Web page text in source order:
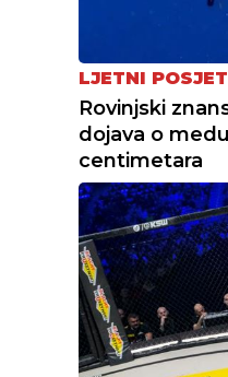
LJETNI
Rovinjski
dojava o
centimetara